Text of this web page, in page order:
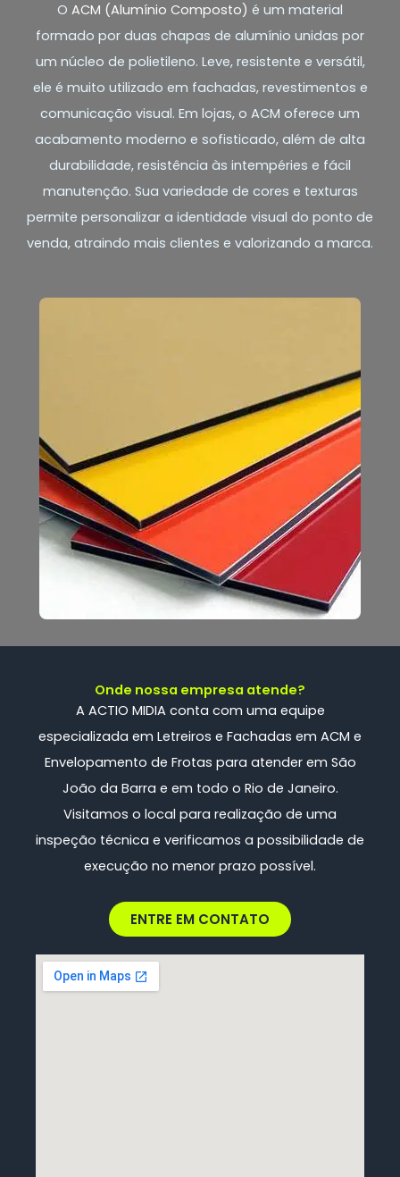
O ACM (Alumínio Composto) é um material
formado por duas chapas de alumínio unidas por
um núcleo de polietileno. Leve, resistente e versátil,
ele é muito utilizado em fachadas, revestimentos e
comunicação visual. Em lojas, o ACM oferece um
acabamento moderno e sofisticado, além de alta
durabilidade, resistência às intempéries e fácil
manutenção. Sua variedade de cores e texturas
permite personalizar a identidade visual do ponto de
venda, atraindo mais clientes e valorizando a marca.
Onde nossa empresa atende?
A ACTIO MIDIA conta com uma equipe
especializada em Letreiros e Fachadas em ACM e
Envelopamento de Frotas para atender em São
João da Barra e em todo o Rio de Janeiro.
Visitamos o local para realização de uma
inspeção técnica e verificamos a possibilidade de
execução no menor prazo possível.
ENTRE EM CONTATO